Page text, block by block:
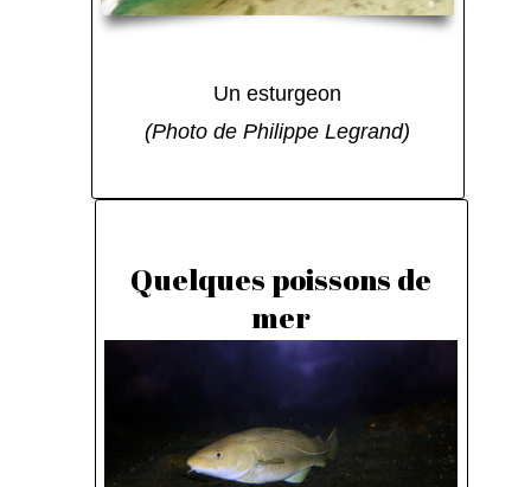
Un esturgeon
(Photo de Philippe Legrand)
Quelques poissons de
mer